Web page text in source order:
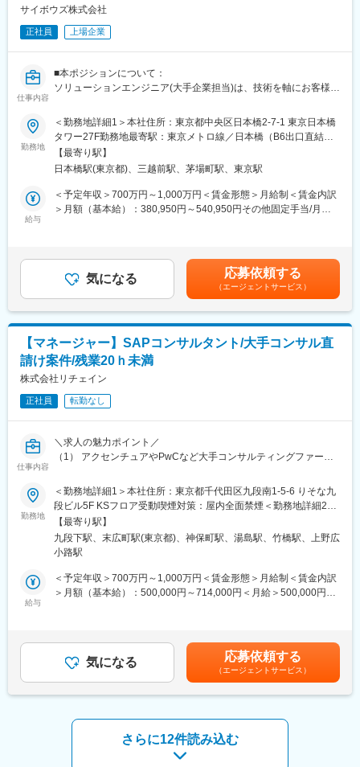
・経営層やIT部門など関係者の合意形成をリード
・AI活用を前提とした業務フローやSOPを設計
・AIと人の役割を切り分け、業務を再設計
・要件定義や実装、運用設計へ連携
・教育・ルール整備・定着支援まで伴走
・KPI／PL改善に直結する施策を推進
・ROI設計など経営レイヤーにも踏み込む
・知見を標準化し、コンサル手法として体系化
AIコンサルティング部
└従来型SaaSのような部分最適にとどまらず、顧客の業務成果を
■働きかた
・リモートワーク原則可能：顧客訪問が発生する可能性あり
・フルフレックス
■魅力
Helpfeelは900サイトのナレッジ改善を支援し、自己解決率の向上
や受電削減を通じて、顧客の業績に向き合い続けてきた会社で
す。日本の大企業・エンタープライズのAI活用という難度の高い
変更の範囲：会社の定める業務
サイボウズ株式会社
正社員 上場企業
仕事内容
■本ポジションについて：
ソリューションエンジニア(大手企業担当)は、技術を軸にお客様に
大企業ならではの複雑な要件に対応するシステム提案や導入支
援、そして導入後の活用促進・技術支援までを一貫して担うのが
私たちの仕事です。
営業部門やカスタマーサクセス部門、パートナー企業と協力しな
がら、要件ヒアリングやデモ作成、既存システムとの連携設計と
いった導入前の提案活動に加え、オンボーディング支援や定例会
また、顧客の生の声を開発チームへフィードバックし、次期サー
ビスの機能改善にも貢献できる点が特徴的です。
テクノロジーで顧客の課題を解決することに喜びを感じる方、日
本製クラウドサービスの可能性を広げる仕事に興味をお持ちの方
にとって、やりがいあふれるポジションです。
■業務内容／例：
・営業メンバーやパートナー企業との協業による提案活動
既存顧客向けのアプローチ
・業務システムの要件ヒアリングとkintoneでの実現方針の検討
計
・デモ環境の構築やJavaScriptによるカスタマイズ開発
・オンボーディング支援や定例会を通じた導入後の活用促進
・技術的な課題に対する調査や解決策の提案
・障害発生時のフロント対応と問題解決
■歓迎条件続き：
・プロジェクトマネージャーまたはプロジェクトリーダーの経験
・システム障害やトラブルの際の柔軟な対応力
・APIを活用した他システムとの連携を行った実装経験
・営業メンバーやパートナー企業と協働しながら活動した経験
・社内DX部門やシステム部門での実務経験
変更の範囲：会社の定める業務
勤務地
＜勤務地詳細1＞本社住所：東京都中央区日本橋2-7-1 東京日本橋
タワー27F勤務地最寄駅：東京メトロ線／日本橋（B6出口直結）
駅受動喫煙対策：屋内全面禁煙＜勤務地詳細2＞※日本国内を前提
に全国の各オフィスや在宅など選択可住所：東京都中央区日本橋
望をお聞かせください。受動喫煙対策：屋内全面禁煙変更の範
囲：会社の定める事業所（リモートワーク含む）
【最寄り駅】
日本橋駅(東京都)、三越前駅、茅場町駅、東京駅
給与
＜予定年収＞700万円～1,000万円＜賃金形態＞月給制＜賃金内訳
＞月額（基本給）：380,950円～540,950円その他固定手当/月：
業手当＞有＜給与補足＞昇給：年1回賞与：年2回（2月・8月）※
実際の条件は内定後に発行するオファーレターに準じます※リモー
トワーク環境手当（5,000円／月 ただし、契約の所定労働時間が
月80時間以下の場合は2,500円／月）賃金はあくまでも目安の金
額であり、選考を通じて上下する可能性があります。月給(月額)は
固定手当を含めた表記です。
気になる 応募依頼する
（エージェントサービス）
【マネージャー】SAPコンサルタント/大手コンサル直
請け案件/残業20ｈ未満
株式会社リチェイン
正社員 転勤なし
仕事内容
＼求人の魅力ポイント／
（1） アクセンチュアやPwCなど大手コンサルティングファーム
に主体的に関われます！
（2）意思決定の速さと裁量の大きさを実感できる環境！
（3）クライアントとの密な連携や働き方の相談がしやすい風土で
平均残業時間は20時間未満！
■業務概要：
クライアント企業が抱えている経営課題を解決する為に実施する
システム刷新やパッケージ導入を多角的な面で支援を行います。
直近はSAP導入支援案件が多く、導入プロジェクト経験がある方
■具体的な仕事内容：
・S/4HANA導入プロジェクトの主要メンバーとして参画して頂き
ます。
・アクセンチュアやPwCなど大手コンサルティングファームから
の一次請けに近い立ち位置で、上流工程からプロジェクトに深く
勤務地
＜勤務地詳細1＞本社住所：東京都千代田区九段南1-5-6 りそな九
段ビル5F KSフロア受動喫煙対策：屋内全面禁煙＜勤務地詳細2＞
主な勤務地２住所：東京都台東区上野3-16-2 天翔オフィス上野末
広町 901号室勤務地最寄駅：銀座線／末広町駅受動喫煙対策：
屋内全面禁煙変更の範囲：本文参照
【最寄り駅】
九段下駅、末広町駅(東京都)、神保町駅、湯島駅、竹橋駅、上野広
小路駅
給与
＜予定年収＞700万円～1,000万円＜賃金形態＞月給制＜賃金内訳
＞月額（基本給）：500,000円～714,000円＜月給＞500,000円～
気になる 応募依頼する
（エージェントサービス）
さらに12件読み込む